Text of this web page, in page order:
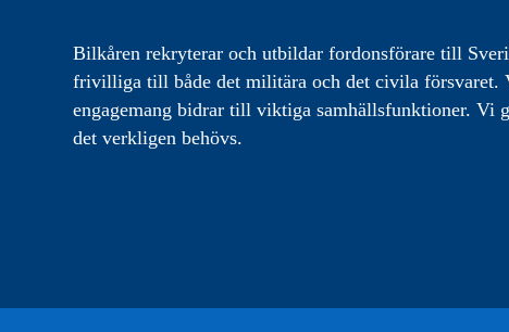
Bilkåren rekryterar och utbildar fordonsförare till
frivilliga till både det militära och det civila försvaret.
engagemang bidrar till viktiga samhällsfunktioner. Vi
det verkligen behövs.